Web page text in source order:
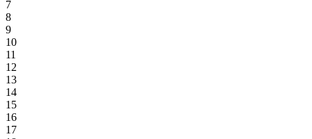
7
8
9
10
11
12
13
14
15
16
17